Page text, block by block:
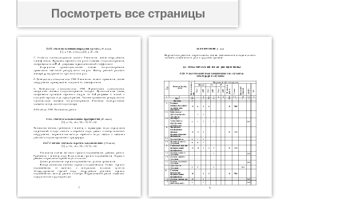
Посмотреть все страницы